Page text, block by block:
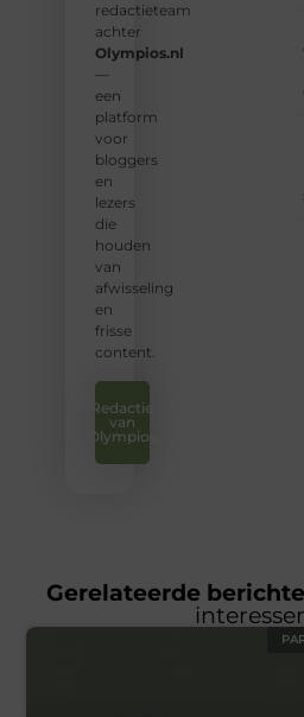
redactieteam
achter
Olympios.nl
—
een
platform
voor
bloggers
en
lezers
die
houden
van
afwisseling
en
frisse
content.
Redactie
van
Olympios
Gerelateerde